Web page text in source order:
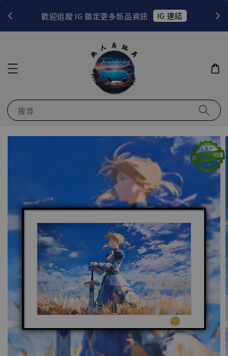
歡迎追蹤 IG 鎖定更多新品資訊 IG 連結
搜尋